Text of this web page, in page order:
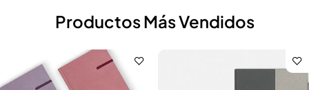
Productos Más Vendidos